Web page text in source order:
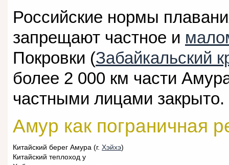
Российские нормы
запрещают частное и
Покровки (Забайкальский
более 2 000 км части
частными лицами закрыто.
Амур как пограничная
Китайский берег Амура (г. Хэйхэ)
Китайский теплоход у